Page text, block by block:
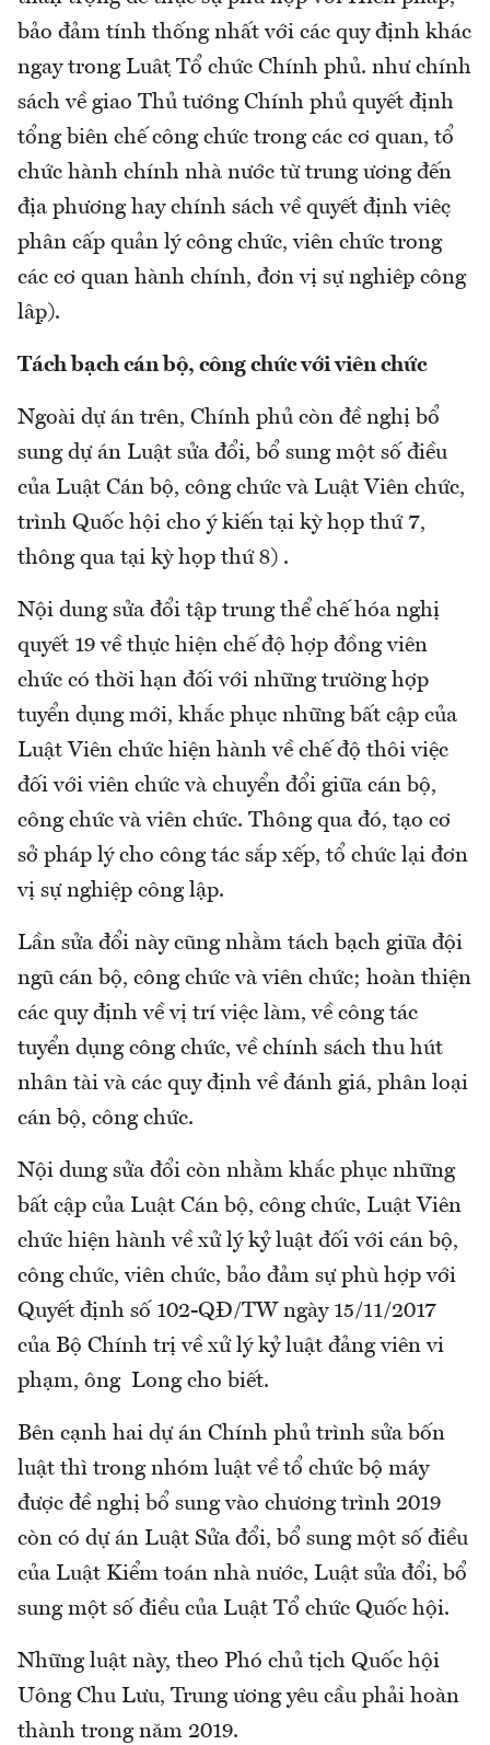
bảo đảm tính thống nhất với các quy định khác
ngay trong Luật Tổ chức Chính phủ. như chính
sách về giao Thủ tướng Chính phủ quyết định
tổng biên chế công chức trong các cơ quan, tổ
chức hành chính nhà nước từ trung ương đến
địa phương hay chính sách về quyết định việc
phân cấp quản lý công chức, viên chức trong
các cơ quan hành chính, đơn vị sự nghiệp công
lập).
Tách bạch cán bộ, công chức với viên chức
Ngoài dự án trên, Chính phủ còn đề nghị bổ
sung dự án Luật sửa đổi, bổ sung một số điều
của Luật Cán bộ, công chức và Luật Viên chức,
trình Quốc hội cho ý kiến tại kỳ họp thứ 7,
thông qua tại kỳ họp thứ 8) .
Nội dung sửa đổi tập trung thể chế hóa nghị
quyết 19 về thực hiện chế độ hợp đồng viên
chức có thời hạn đối với những trường hợp
tuyển dụng mới, khắc phục những bất cập của
Luật Viên chức hiện hành về chế độ thôi việc
đối với viên chức và chuyển đổi giữa cán bộ,
công chức và viên chức. Thông qua đó, tạo cơ
sở pháp lý cho công tác sắp xếp, tổ chức lại đơn
vị sự nghiệp công lập.
Lần sửa đổi này cũng nhằm tách bạch giữa đội
ngũ cán bộ, công chức và viên chức; hoàn thiện
các quy định về vị trí việc làm, về công tác
tuyển dụng công chức, về chính sách thu hút
nhân tài và các quy định về đánh giá, phân loại
cán bộ, công chức.
Nội dung sửa đổi còn nhằm khắc phục những
bất cập của Luật Cán bộ, công chức, Luật Viên
chức hiện hành về xử lý kỷ luật đối với cán bộ,
công chức, viên chức, bảo đảm sự phù hợp với
Quyết định số 102-QĐ/TW ngày 15/11/2017
của Bộ Chính trị về xử lý kỷ luật đảng viên vi
phạm, ông Long cho biết.
Bên cạnh hai dự án Chính phủ trình sửa bốn
luật thì trong nhóm luật về tổ chức bộ máy
được đề nghị bổ sung vào chương trình 2019
còn có dự án Luật Sửa đổi, bổ sung một số điều
của Luật Kiểm toán nhà nước, Luật sửa đổi, bổ
sung một số điều của Luật Tổ chức Quốc hội.
Những luật này, theo Phó chủ tịch Quốc hội
Uông Chu Lưu, Trung ương yêu cầu phải hoàn
thành trong năm 2019.